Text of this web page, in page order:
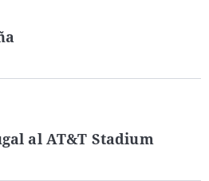
al AT&T Stadium